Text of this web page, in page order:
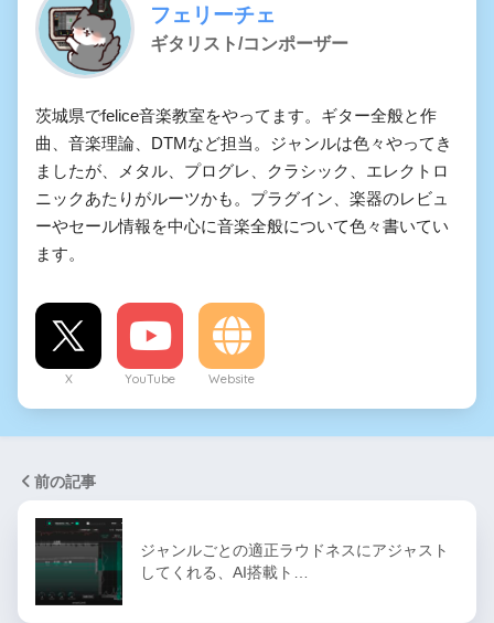
フェリーチェ
ギタリスト/コンポーザー
茨城県でfelice音楽教室をやってます。ギター全般と作
曲、音楽理論、DTMなど担当。ジャンルは色々やってき
ましたが、メタル、プログレ、クラシック、エレクトロ
ニックあたりがルーツかも。プラグイン、楽器のレビュ
ーやセール情報を中心に音楽全般について色々書いてい
ます。
X YouTube Website
前の記事
ジャンルごとの適正ラウドネスにアジャスト
してくれる、AI搭載ト…